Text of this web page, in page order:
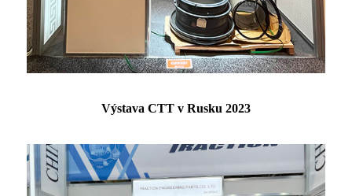
Výstava CTT v Rusku 2023